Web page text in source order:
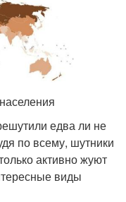
едва ли не
по всему, шутники
активно жуют
виды